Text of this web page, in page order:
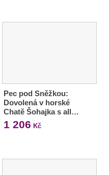
Pec pod Sněžkou:
Dovolená v horské
Chatě Šohajka s all…
1 206 Kč